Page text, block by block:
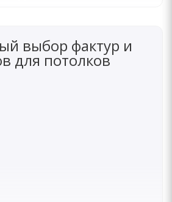
выбор фактур и
для потолков